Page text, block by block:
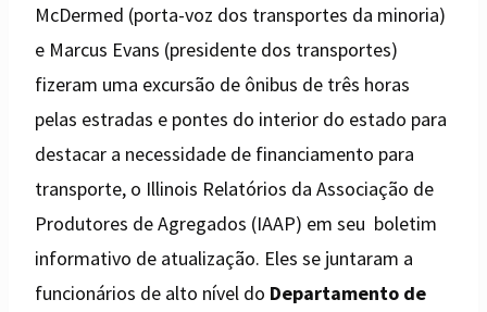
McDermed (porta-voz dos transportes da minoria)
e Marcus Evans (presidente dos transportes)
fizeram uma excursão de ônibus de três horas
pelas estradas e pontes do interior do estado para
destacar a necessidade de financiamento para
transporte, o Illinois Relatórios da Associação de
Produtores de Agregados (IAAP) em seu boletim
informativo de atualização. Eles se juntaram a
funcionários de alto nível do Departamento de